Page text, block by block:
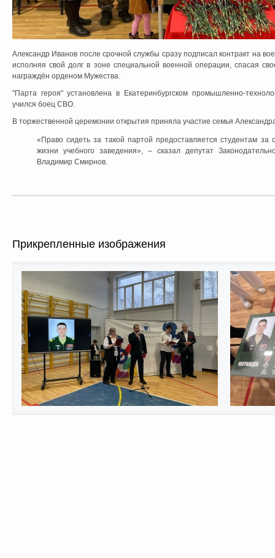
Александр Иванов после срочной службы сразу подписал контракт на
исполняя свой долг в зоне специальной военной операции, спасая
награждён орденом Мужества.
"Парта героя" установлена в Екатеринбургском промышленно-
учился боец СВО.
В торжественной церемонии открытия приняла участие семья
«Право сидеть за такой партой предоставляется студентам за
жизни учебного заведения», – сказал депутат
Владимир Смирнов.
Прикрепленные изображения